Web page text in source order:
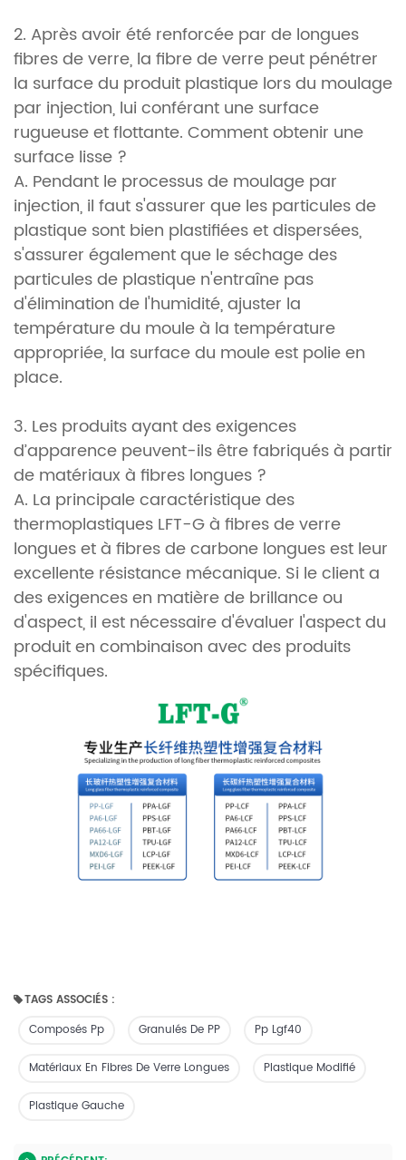
2. Après avoir été renforcée par de longues
fibres de verre, la fibre de verre peut pénétrer
la surface du produit plastique lors du moulage
par injection, lui conférant une surface
rugueuse et flottante. Comment obtenir une
surface lisse ?
A. Pendant le processus de moulage par
injection, il faut s'assurer que les particules de
plastique sont bien plastifiées et dispersées,
s'assurer également que le séchage des
particules de plastique n'entraîne pas
d'élimination de l'humidité, ajuster la
température du moule à la température
appropriée, la surface du moule est polie en
place.
3. Les produits ayant des exigences
d’apparence peuvent-ils être fabriqués à partir
de matériaux à fibres longues ?
A. La principale caractéristique des
thermoplastiques LFT-G à fibres de verre
longues et à fibres de carbone longues est leur
excellente résistance mécanique. Si le client a
des exigences en matière de brillance ou
d'aspect, il est nécessaire d'évaluer l'aspect du
produit en combinaison avec des produits
spécifiques.
TAGS ASSOCIÉS :
Composés Pp
Granulés De PP Pp Lgf40
Matériaux En Fibres De Verre Longues Plastique Modifié
Plastique Gauche